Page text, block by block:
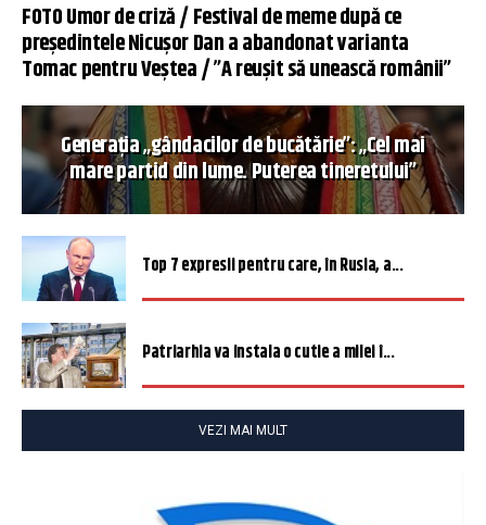
FOTO Umor de criză / Festival de meme după ce
președintele Nicușor Dan a abandonat varianta
Tomac pentru Veștea / ”A reușit să unească românii”
Generația „gândacilor de bucătărie”: „Cel mai
mare partid din lume. Puterea tineretului”
Top 7 expresii pentru care, în Rusia, a...
Patriarhia va instala o cutie a milei î...
VEZI MAI MULT